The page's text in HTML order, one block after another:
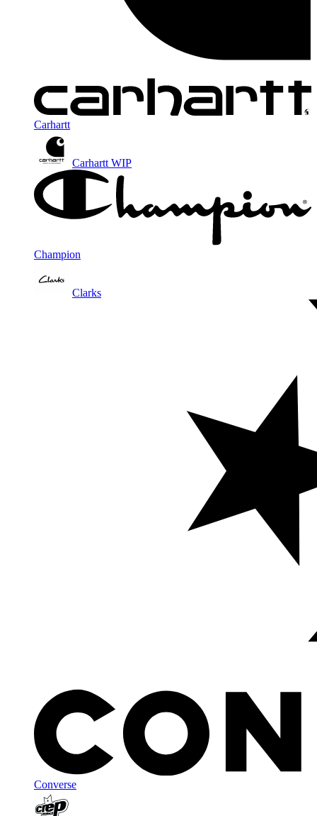
Carhartt
Carhartt WIP
Champion
Clarks
Converse